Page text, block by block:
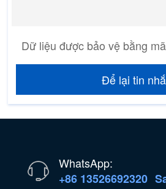
Dữ liệu được bảo vệ bằng
Để lại tin
WhatsApp:
+86 13526692320